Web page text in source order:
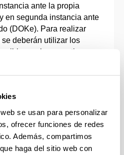
se usan para personalizar
ofrecer funciones de redes
Además, compartimos
haga del sitio web con
ante la propia
en segunda instancia ante
(DOKe). Para realizar
deberán utilizar los
en la normativa.
de la evaluación lo
a través del aplicativo
en losmanuales
de doctorado